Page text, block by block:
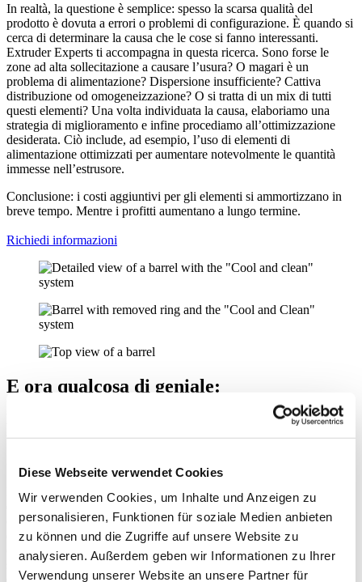
Diese Webseite verwendet Cookies
Wir verwenden Cookies, um Inhalte und Anzeigen zu
personalisieren, Funktionen für soziale Medien anbieten
zu können und die Zugriffe auf unsere Website zu
analysieren. Außerdem geben wir Informationen zu Ihrer
Verwendung unserer Website an unsere Partner für
In realtà, la questione è semplice: spesso la scarsa qualità del
prodotto è dovuta a errori o problemi di configurazione. È quando si
cerca di determinare la causa che le cose si fanno interessanti.
Extruder Experts ti accompagna in questa ricerca. Sono forse le
zone ad alta sollecitazione a causare l’usura? O magari è un
problema di alimentazione? Dispersione insufficiente? Cattiva
distribuzione od omogeneizzazione? O si tratta di un mix di tutti
questi elementi? Una volta individuata la causa, elaboriamo una
strategia di miglioramento e infine procediamo all’ottimizzazione
desiderata. Ciò include, ad esempio, l’uso di elementi di
alimentazione ottimizzati per aumentare notevolmente le quantità
immesse nell’estrusore.
Conclusione: i costi aggiuntivi per gli elementi si ammortizzano in
breve tempo. Mentre i profitti aumentano a lungo termine.
Richiedi informazioni
E ora qualcosa di geniale:
l’ottimizzazione dell’energia con
Il riscaldamento e il raffreddamento permettono di risparmiare
energia durante l’estrusione. Extruder Experts sa come sfruttarli. Ad
esempio, nei processi che operano a una temperatura troppo elevata
e che non possono essere migliorati nemmeno modificando la
configurazione della vite. In questo caso, apportiamo modifiche al
sistema di raffreddamento dei condotti: le piastre di raffreddamento
esterne vengono convertite in circuiti di raffreddamento interni in